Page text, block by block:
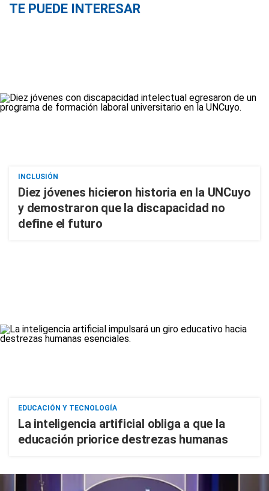
TE PUEDE INTERESAR
INCLUSIÓN
Diez jóvenes hicieron historia en la UNCuyo
y demostraron que la discapacidad no
define el futuro
EDUCACIÓN Y TECNOLOGÍA
La inteligencia artificial obliga a que la
educación priorice destrezas humanas